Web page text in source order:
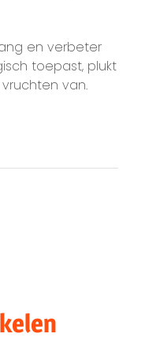
en verbeter
toepast, plukt
van.